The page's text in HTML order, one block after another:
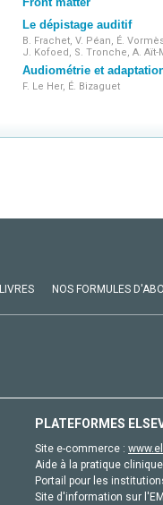
Le dépistage auditif
B. Frachet, V. Péan, É.
J. Kofoed, S. Tronche, A. Aït-
Audiométrie et
F. Le Her, É. Bizaguet
LIVRES NOS FORMULES
PLATEFORMES
Site e-commerce :
Aide à la pratique
Portail pour les
Site d'information sur